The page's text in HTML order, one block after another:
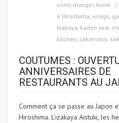
sortir, manger, boire
à Hiroshima anago
Izakaya kaiten iwai
kitchen sakamasu
COUTUMES :
ANNIVERSAIRES DE
RESTAURANTS AU
Comment ça se passe au Japon
Hiroshima. L'izakaya Aistuki, les